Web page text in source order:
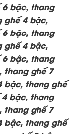
6 bậc, thang
ghế 4 bậc,
6 bậc, thang
ghế 4 bậc,
6 bậc, thang
thang ghế 7
bậc, thang ghế
bậc, thang
thang ghế 7
bậc, thang ghế